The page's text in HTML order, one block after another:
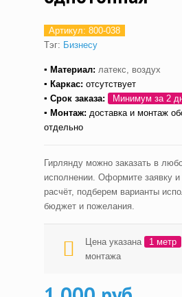
Артикул: 800-038
Тэг: Бизнесу
▪ Материал: латекс, воздух
▪ Каркас: отсутствует
▪ Срок заказа:
Минимум за 2
▪ Монтаж: доставка и монтаж
отдельно
Гирлянду можно заказать в
исполнении. Оформите заявку
расчёт, подберем варианты
бюджет и пожелания.
Цена указана 1 метр
монтажа